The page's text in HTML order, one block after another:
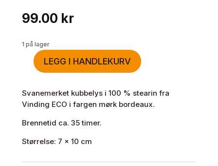
99.00 kr
1 på lager
ECO
stearinlys
7x10cm
bordeaux
LEGG I HANDLEKURV
Svanemerket kubbelys i 100 % stearin fra
Vinding ECO i fargen mørk bordeaux.
Brennetid ca. 35 timer.
Størrelse: 7 x 10 cm